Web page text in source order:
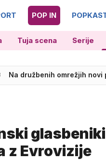
POP IN
Tuja scena Serije
Na družbenih omrežjih novi
Nepresenetljivo: Argentina
z Evrovizije